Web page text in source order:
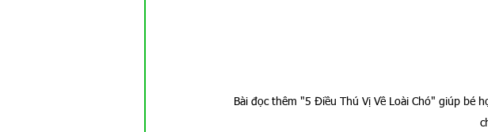
Bài đọc thêm "5 Điều Thú Vị Về Loài Chó" giúp bé